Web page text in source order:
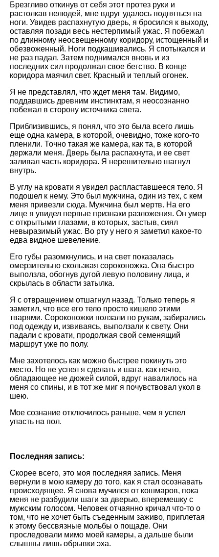
Брезгливо откинув от себя этот протез руки и
растолкав нелюдей, мне вдруг удалось подняться на
ноги. Увидев распахнутую дверь, я бросился к выходу,
оставляя позади весь нестерпимый ужас. Я побежал
по длинному неосвещенному коридору, истощенный и
обезвоженный. Ноги подкашивались. Я спотыкался и
не раз падал. Затем поднимался вновь и из
последних сил продолжал свое бегство. В конце
коридора маячил свет. Красный и теплый огонек.
Я не представлял, что ждет меня там. Видимо,
поддавшись древним инстинктам, я неосознанно
побежал в сторону источника света.
Приблизившись, я понял, что это была всего лишь
еще одна камера, в которой, очевидно, тоже кого-то
пленили. Точно такая же камера, как та, в которой
держали меня. Дверь была распахнута, и ее свет
заливал часть коридора. Я нерешительно шагнул
внутрь.
В углу на кровати я увидел распластавшееся тело. Я
подошел к нему. Это был мужчина, один из тех, с кем
меня привезли сюда. Мужчина был мертв. На его
лице я увидел первые признаки разложения. Он умер
с открытыми глазами, в которых, застыв, сиял
невыразимый ужас. Во рту у него я заметил какое-то
едва видное шевеление.
Его губы разомкнулись, и на свет показалась
омерзительно скользкая сороконожка. Она быстро
выползла, обогнув дугой левую половину лица, и
скрылась в области затылка.
Я с отвращением отшагнул назад. Только теперь я
заметил, что все его тело просто кишело этими
тварями. Сороконожки ползали по рукам, забирались
под одежду и, извиваясь, выползали к свету. Они
падали с кровати, продолжая свой семенящий
маршрут уже по полу.
Мне захотелось как можно быстрее покинуть это
место. Но не успел я сделать и шага, как нечто,
обладающее не дюжей силой, вдруг навалилось на
меня со спины, и в тот же миг я почувствовал укол в
шею.
Мое сознание отключилось раньше, чем я успел
упасть на пол.
Последняя запись:
Скорее всего, это моя последняя запись. Меня
вернули в мою камеру до того, как я стал осознавать
происходящее. Я снова мучился от кошмаров, пока
меня не разбудили шаги за дверью, вперемешку с
мужским голосом. Человек отчаянно кричал что-то о
том, что не хочет быть съеденным заживо, приплетая
к этому бессвязные мольбы о пощаде. Они
проследовали мимо моей камеры, а дальше были
слышны лишь обрывки эха.